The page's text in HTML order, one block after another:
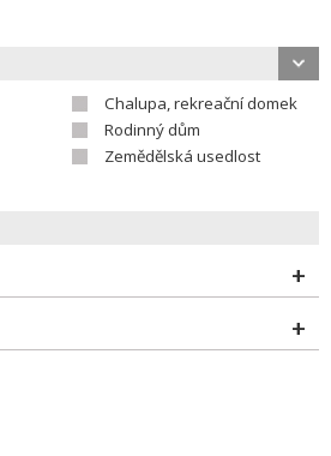
Chalupa, rekreační domek
Rodinný dům
Zemědělská usedlost